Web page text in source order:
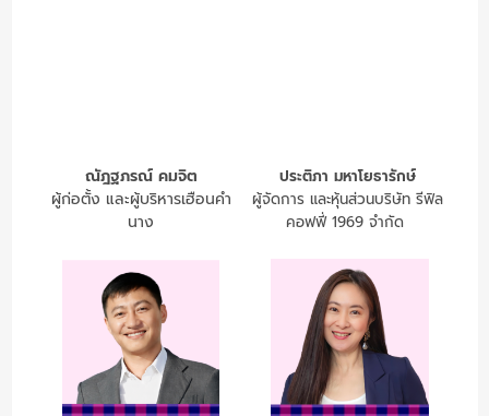
ณัฎฐภรณ์ คมจิต
ผู้ก่อตั้ง และผู้บริหารเฮือนคำ
นาง
ประติภา มหาโยธารักษ์
ผู้จัดการ และหุ้นส่วนบริษัท รีฟิล
คอฟฟี่ 1969 จำกัด